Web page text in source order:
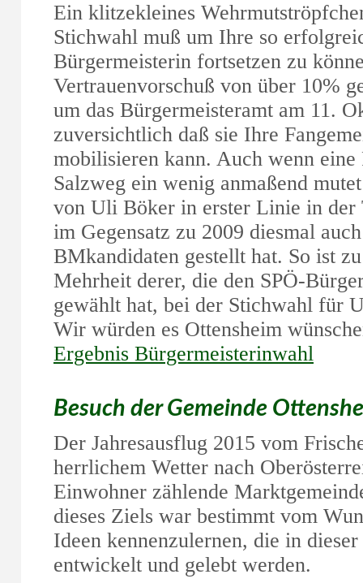
Ein klitzekleines
Stichwahl muß um Ihre so
Bürgermeisterin fortsetzen zu
Vertrauenvorschuß von über 10%
um das Bürgermeisteramt am 11.
zuversichtlich daß sie Ihre
mobilisieren kann. Auch wenn eine
Salzweg ein wenig anmaßend
von Uli Böker in erster Linie in der
im Gegensatz zu 2009 diesmal
BMkandidaten gestellt hat. So ist
Mehrheit derer, die den SPÖ-
gewählt hat, bei der Stichwahl für
Wir würden es Ottensheim
Ergebnis Bürgermeisterinwahl
Besuch der Gemeinde
Der Jahresausflug 2015 vom
herrlichem Wetter nach
Einwohner zählende
dieses Ziels war bestimmt vom
Ideen kennenzulernen, die in
entwickelt und gelebt werden.